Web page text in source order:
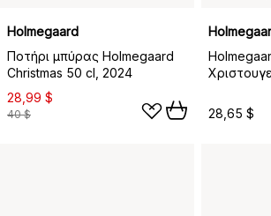
Holmegaard
Ποτήρι μπύρας Holmegaard
Christmas 50 cl, 2024
28,99 $
40 $
28,65 $